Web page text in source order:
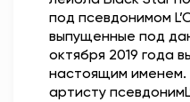
под псевдонимом
выпущенные под
октября 2019 года
настоящим именем.
артисту